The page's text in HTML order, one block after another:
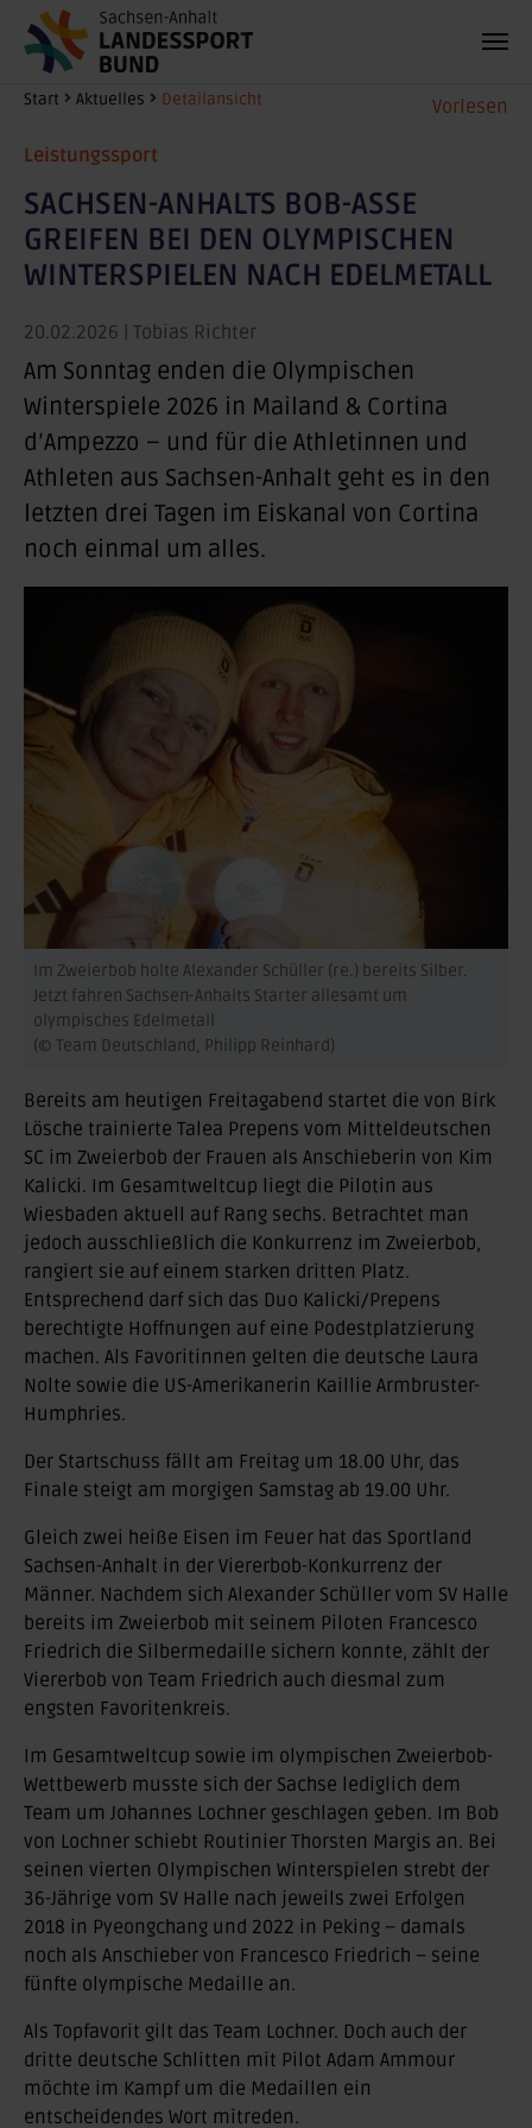
Zum Hauptinhalt springen Vorlesen
Sie sind hier:
Start Aktuelles Detailansicht
Leistungssport
SACHSEN-ANHALTS BOB-ASSE
GREIFEN BEI DEN OLYMPISCHEN
WINTERSPIELEN NACH EDELMETALL
20.02.2026 | Tobias Richter
Am Sonntag enden die Olympischen
Winterspiele 2026 in Mailand & Cortina
d’Ampezzo – und für die Athletinnen und
Athleten aus Sachsen-Anhalt geht es in den
letzten drei Tagen im Eiskanal von Cortina
noch einmal um alles.
Im Zweierbob holte Alexander Schüller (re.) bereits Silber.
Jetzt fahren Sachsen-Anhalts Starter allesamt um
olympisches Edelmetall
(© Team Deutschland, Philipp Reinhard)
Bereits am heutigen Freitagabend startet die von Birk
Lösche trainierte Talea Prepens vom Mitteldeutschen
SC im Zweierbob der Frauen als Anschieberin von Kim
Kalicki. Im Gesamtweltcup liegt die Pilotin aus
Wiesbaden aktuell auf Rang sechs. Betrachtet man
jedoch ausschließlich die Konkurrenz im Zweierbob,
rangiert sie auf einem starken dritten Platz.
Entsprechend darf sich das Duo Kalicki/Prepens
berechtigte Hoffnungen auf eine Podestplatzierung
machen. Als Favoritinnen gelten die deutsche Laura
Nolte sowie die US-Amerikanerin Kaillie Armbruster-
Humphries.
Der Startschuss fällt am Freitag um 18.00 Uhr, das
Finale steigt am morgigen Samstag ab 19.00 Uhr.
Gleich zwei heiße Eisen im Feuer hat das Sportland
Sachsen-Anhalt in der Viererbob-Konkurrenz der
Männer. Nachdem sich Alexander Schüller vom SV Halle
bereits im Zweierbob mit seinem Piloten Francesco
Friedrich die Silbermedaille sichern konnte, zählt der
Viererbob von Team Friedrich auch diesmal zum
engsten Favoritenkreis.
Im Gesamtweltcup sowie im olympischen Zweierbob-
Wettbewerb musste sich der Sachse lediglich dem
Team um Johannes Lochner geschlagen geben. Im Bob
von Lochner schiebt Routinier Thorsten Margis an. Bei
seinen vierten Olympischen Winterspielen strebt der
36-Jährige vom SV Halle nach jeweils zwei Erfolgen
2018 in Pyeongchang und 2022 in Peking – damals
noch als Anschieber von Francesco Friedrich – seine
fünfte olympische Medaille an.
Als Topfavorit gilt das Team Lochner. Doch auch der
dritte deutsche Schlitten mit Pilot Adam Ammour
möchte im Kampf um die Medaillen ein
entscheidendes Wort mitreden.